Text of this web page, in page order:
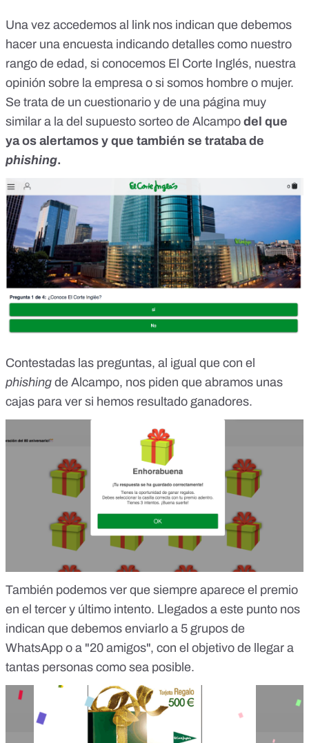
Una vez accedemos al link nos indican que debemos
hacer una encuesta indicando detalles como nuestro
rango de edad, si conocemos El Corte Inglés, nuestra
opinión sobre la empresa o si somos hombre o mujer.
Se trata de un cuestionario y de una página muy
similar a la del supuesto sorteo de Alcampo del que
ya os alertamos y que también se trataba de
phishing.
Contestadas las preguntas, al igual que con el
phishing de Alcampo, nos piden que abramos unas
cajas para ver si hemos resultado ganadores.
También podemos ver que siempre aparece el premio
en el tercer y último intento. Llegados a este punto nos
indican que debemos enviarlo a 5 grupos de
WhatsApp o a "20 amigos", con el objetivo de llegar a
tantas personas como sea posible.